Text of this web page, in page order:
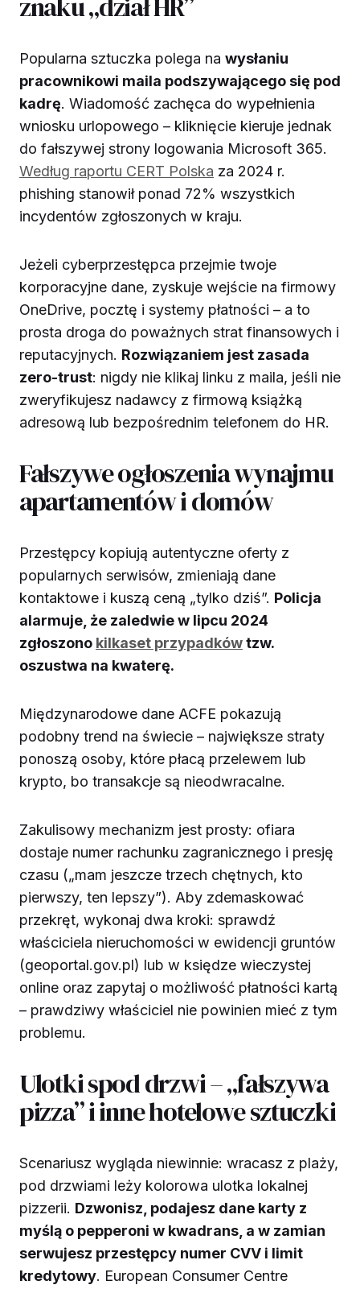
znaku „dział HR”
Popularna sztuczka polega na wysłaniu
pracownikowi maila podszywającego się pod
kadrę. Wiadomość zachęca do wypełnienia
wniosku urlopowego – kliknięcie kieruje jednak
do fałszywej strony logowania Microsoft 365.
Według raportu CERT Polska za 2024 r.
phishing stanowił ponad 72% wszystkich
incydentów zgłoszonych w kraju.
Jeżeli cyberprzestępca przejmie twoje
korporacyjne dane, zyskuje wejście na firmowy
OneDrive, pocztę i systemy płatności – a to
prosta droga do poważnych strat finansowych i
reputacyjnych. Rozwiązaniem jest zasada
zero-trust: nigdy nie klikaj linku z maila, jeśli nie
zweryfikujesz nadawcy z firmową książką
adresową lub bezpośrednim telefonem do HR.
Fałszywe ogłoszenia wynajmu
apartamentów i domów
Przestępcy kopiują autentyczne oferty z
popularnych serwisów, zmieniają dane
kontaktowe i kuszą ceną „tylko dziś”. Policja
alarmuje, że zaledwie w lipcu 2024
zgłoszono kilkaset przypadkówtzw.
oszustwa na kwaterę.
Międzynarodowe dane ACFE pokazują
podobny trend na świecie – największe straty
ponoszą osoby, które płacą przelewem lub
krypto, bo transakcje są nieodwracalne.
Zakulisowy mechanizm jest prosty: ofiara
dostaje numer rachunku zagranicznego i presję
czasu („mam jeszcze trzech chętnych, kto
pierwszy, ten lepszy”). Aby zdemaskować
przekręt, wykonaj dwa kroki: sprawdź
właściciela nieruchomości w ewidencji gruntów
(geoportal.gov.pl) lub w księdze wieczystej
online oraz zapytaj o możliwość płatności kartą
– prawdziwy właściciel nie powinien mieć z tym
problemu.
Ulotki spod drzwi – „fałszywa
pizza” i inne hotelowe sztuczki
Scenariusz wygląda niewinnie: wracasz z plaży,
pod drzwiami leży kolorowa ulotka lokalnej
pizzerii. Dzwonisz, podajesz dane karty z
myślą o pepperoni w kwadrans, a w zamian
serwujesz przestępcy numer CVV i limit
kredytowy. European Consumer Centre